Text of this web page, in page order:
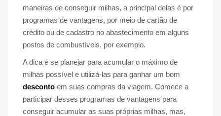
maneiras de conseguir milhas, a principal delas é por
programas de vantagens, por meio de cartão de
crédito ou de cadastro no abastecimento em alguns
postos de combustíveis, por exemplo.
A dica é se planejar para acumular o máximo de
milhas possível e utilizá-las para ganhar um bom
desconto em suas compras da viagem. Comece a
participar desses programas de vantagens para
conseguir acumular as suas próprias milhas, mas,